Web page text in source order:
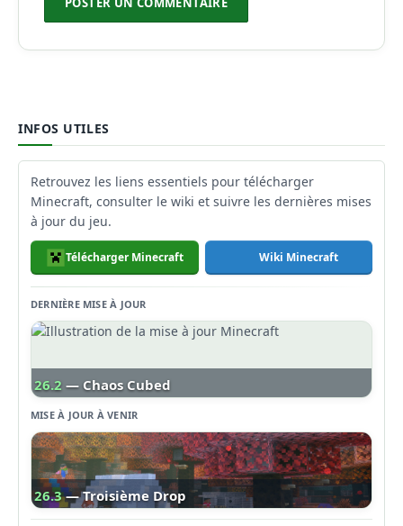
INFOS UTILES
Retrouvez les liens essentiels pour télécharger
Minecraft, consulter le wiki et suivre les dernières mises
à jour du jeu.
Télécharger Minecraft Wiki Minecraft
DERNIÈRE MISE À JOUR
26.2 — Chaos Cubed
MISE À JOUR À VENIR
26.3 — Troisième Drop